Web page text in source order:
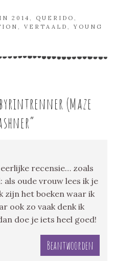
2014 QUERIDO
VERTAALD ,YOUNG
(Maze
”
recensie… zoals
als oude vrouw lees ik je
zijn het boeken waar ik
ook zo vaak denk ik
doe je iets heel goed!
Beantwoorden